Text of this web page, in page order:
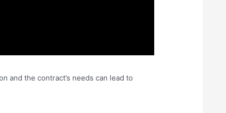
and the contract’s needs can lead to